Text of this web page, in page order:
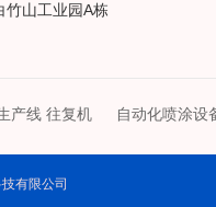
山工业园A栋
产线 往复机 自动化喷涂设
有限公司